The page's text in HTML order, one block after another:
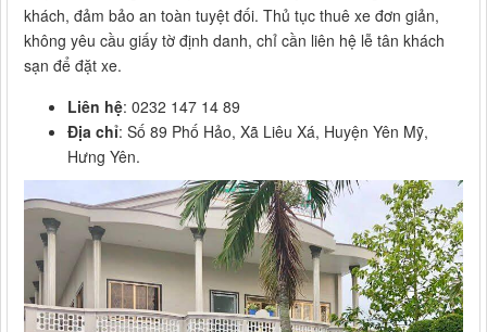
khách, đảm bảo an toàn tuyệt đối. Thủ tục thuê xe đơn giản,
không yêu cầu giấy tờ định danh, chỉ cần liên hệ lễ tân khách
sạn để đặt xe.
Liên hệ: 0232 147 14 89
Địa chỉ: Số 89 Phố Hảo, Xã Liêu Xá, Huyện Yên Mỹ,
Hưng Yên.